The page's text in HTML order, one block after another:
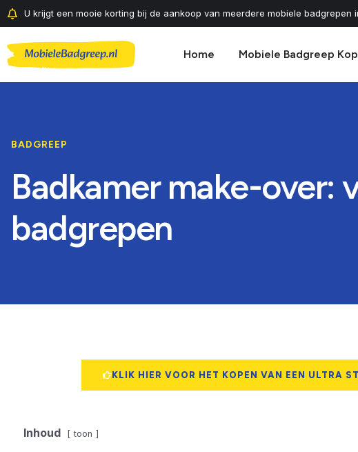
U krijgt een mooie korting bij de aankoop van meerdere mobiele badgrepen
Home Mobiele Badgreep
BADGREEP
Badkamer make-over:
badgrepen
KLIK HIER VOOR HET KOPEN VAN EEN ULTRA
Inhoud toon